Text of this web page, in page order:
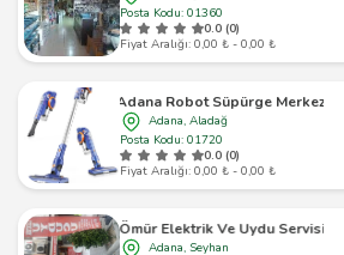
Posta Kodu: 01360
0.0 (0)
Fiyat Aralığı: 0,00 ₺ - 0,00 ₺
Adana Robot Süpürge Merkezi
Adana, Aladağ
Posta Kodu: 01720
0.0 (0)
Fiyat Aralığı: 0,00 ₺ - 0,00 ₺
Ömür Elektrik Ve Uydu Servisi
Adana, Seyhan